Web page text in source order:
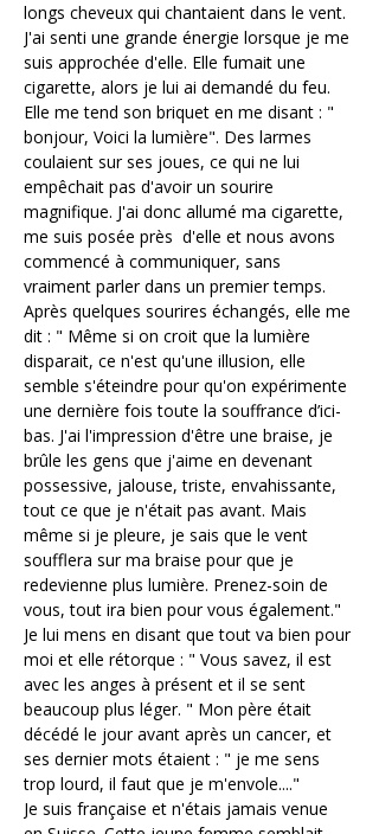
longs cheveux qui chantaient dans le vent.
J'ai senti une grande énergie lorsque je me
suis approchée d'elle. Elle fumait une
cigarette, alors je lui ai demandé du feu.
Elle me tend son briquet en me disant : "
bonjour, Voici la lumière". Des larmes
coulaient sur ses joues, ce qui ne lui
empêchait pas d'avoir un sourire
magnifique. J'ai donc allumé ma cigarette,
me suis posée près  d'elle et nous avons
commencé à communiquer, sans
vraiment parler dans un premier temps.
Après quelques sourires échangés, elle me
dit : " Même si on croit que la lumière
disparait, ce n'est qu'une illusion, elle
semble s'éteindre pour qu'on expérimente
une dernière fois toute la souffrance d’ici-
bas. J'ai l'impression d'être une braise, je
brûle les gens que j'aime en devenant
possessive, jalouse, triste, envahissante,
tout ce que je n'était pas avant. Mais
même si je pleure, je sais que le vent
soufflera sur ma braise pour que je
redevienne plus lumière. Prenez-soin de
vous, tout ira bien pour vous également."
Je lui mens en disant que tout va bien pour
moi et elle rétorque : " Vous savez, il est
avec les anges à présent et il se sent
beaucoup plus léger. " Mon père était
décédé le jour avant après un cancer, et
ses dernier mots étaient : " je me sens
trop lourd, il faut que je m'envole...."
Je suis française et n'étais jamais venue